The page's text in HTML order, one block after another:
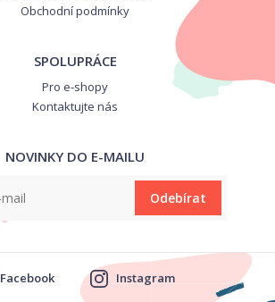
Obchodní podmínky
SPOLUPRÁCE
Pro e-shopy
Kontaktujte nás
NOVINKY DO E-MAILU
Odebírat
Facebook Instagram